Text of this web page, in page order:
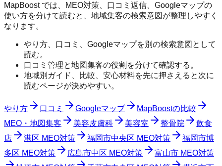
MapBoost では、MEO対策、口コミ返信、Googleマップの
使い方を分けて読むと、地域集客の検索意図が整理しやすく
なります。
やり方、口コミ、Googleマップを別の検索意図として
読む。
口コミ管理と地図集客の役割を分けて確認する。
地域別ガイド、比較、安心材料を先に押さえると次に
読むページが決めやすい。
やり方 口コミ Googleマップ
MapBoostの比較
MEO・地図集客
美容皮膚科 美容室 整骨院
飲食
店
港区 MEO対策 福岡市中央区 MEO対策
福岡市博
多区 MEO対策
広島市中区 MEO対策
富山市 MEO対策